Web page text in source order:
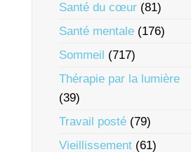
Santé du cœur (81)
Santé mentale (176)
Sommeil (717)
Thérapie par la lumière
(39)
Travail posté (79)
Vieillissement (61)